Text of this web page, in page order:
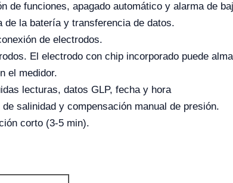
de funciones, apagado automático y alarma de
la batería y transferencia de datos.
de electrodos.
El electrodo con chip incorporado puede
el medidor.
lecturas, datos GLP, fecha y hora
salinidad y compensación manual de presión.
corto (3-5 min).